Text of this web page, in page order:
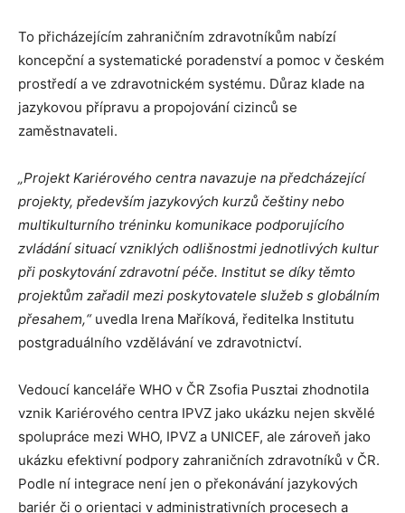
To přicházejícím zahraničním zdravotníkům nabízí
koncepční a systematické poradenství a pomoc v českém
prostředí a ve zdravotnickém systému. Důraz klade na
jazykovou přípravu a propojování cizinců se
zaměstnavateli.
„Projekt Kariérového centra navazuje na předcházející
projekty, především jazykových kurzů češtiny nebo
multikulturního tréninku komunikace podporujícího
zvládání situací vzniklých odlišnostmi jednotlivých kultur
při poskytování zdravotní péče. Institut se díky těmto
projektům zařadil mezi poskytovatele služeb s globálním
přesahem,“uvedla Irena Maříková, ředitelka Institutu
postgraduálního vzdělávání ve zdravotnictví.
Vedoucí kanceláře WHO v ČR Zsofia Pusztai zhodnotila
vznik Kariérového centra IPVZ jako ukázku nejen skvělé
spolupráce mezi WHO, IPVZ a UNICEF, ale zároveň jako
ukázku efektivní podpory zahraničních zdravotníků v ČR.
Podle ní integrace není jen o překonávání jazykových
bariér či o orientaci v administrativních procesech a